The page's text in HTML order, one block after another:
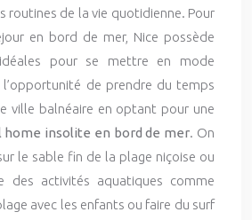
routines de la vie quotidienne. Pour
en bord de mer, Nice possède
pour se mettre en mode
l’opportunité de prendre du temps
ville balnéaire en optant pour une
home insolite en bord de mer. On
le sable fin de la plage niçoise ou
des activités aquatiques comme
avec les enfants ou faire du surf